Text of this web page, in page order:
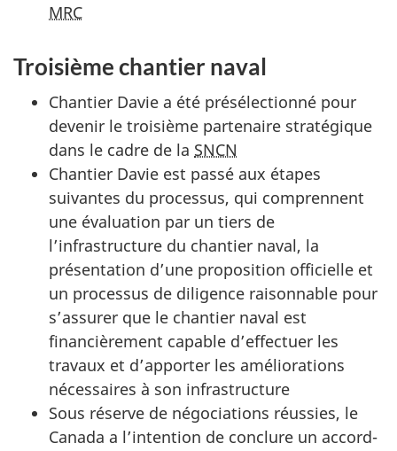
MRC
Troisième chantier naval
Chantier Davie a été présélectionné pour
devenir le troisième partenaire stratégique
dans le cadre de la SNCN
Chantier Davie est passé aux étapes
suivantes du processus, qui comprennent
une évaluation par un tiers de
l’infrastructure du chantier naval, la
présentation d’une proposition officielle et
un processus de diligence raisonnable pour
s’assurer que le chantier naval est
financièrement capable d’effectuer les
travaux et d’apporter les améliorations
nécessaires à son infrastructure
Sous réserve de négociations réussies, le
Canada a l’intention de conclure un accord-